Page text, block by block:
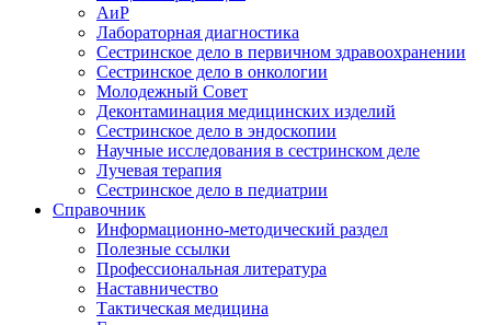
АиР
Лабораторная диагностика
Сестринское дело в первичном здравоохранении
Сестринское дело в онкологии
Молодежный Совет
Деконтаминация медицинских изделий
Сестринское дело в эндоскопии
Научные исследования в сестринском деле
Лучевая терапия
Сестринское дело в педиатрии
Справочник
Информационно-методический раздел
Полезные ссылки
Профессиональная литература
Наставничество
Тактическая медицина